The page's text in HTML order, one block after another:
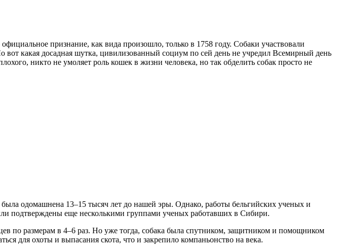
признание, как вида произошло, только в 1758 году. Собаки участвовали
вот какая досадная шутка, цивилизованный социум по сей день не учредил Всемирный день
никто не умоляет роль кошек в жизни человека, но так обделить собак просто не
одомашнена 13–15 тысяч лет до нашей эры. Однако, работы бельгийских ученых и
подтверждены еще несколькими группами ученых работавших в Сибири.
по размерам в 4–6 раз. Но уже тогда, собака была спутником, защитником и помощником
для охоты и выпасания скота, что и закрепило компаньонство на века.